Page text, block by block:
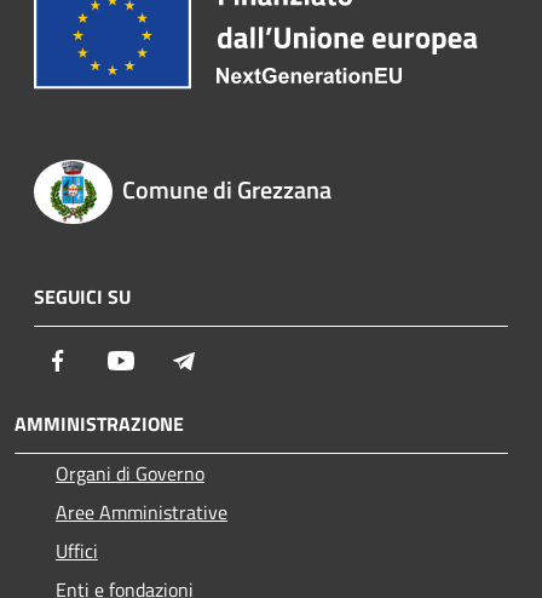
Comune di Grezzana
SEGUICI SU
Facebook Youtube
AMMINISTRAZIONE
Organi di Governo
Aree Amministrative
Uffici
Enti e fondazioni